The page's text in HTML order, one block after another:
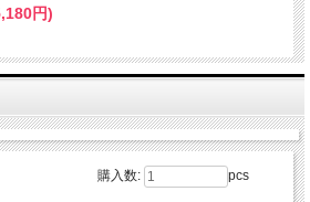
円)
購入数: pcs